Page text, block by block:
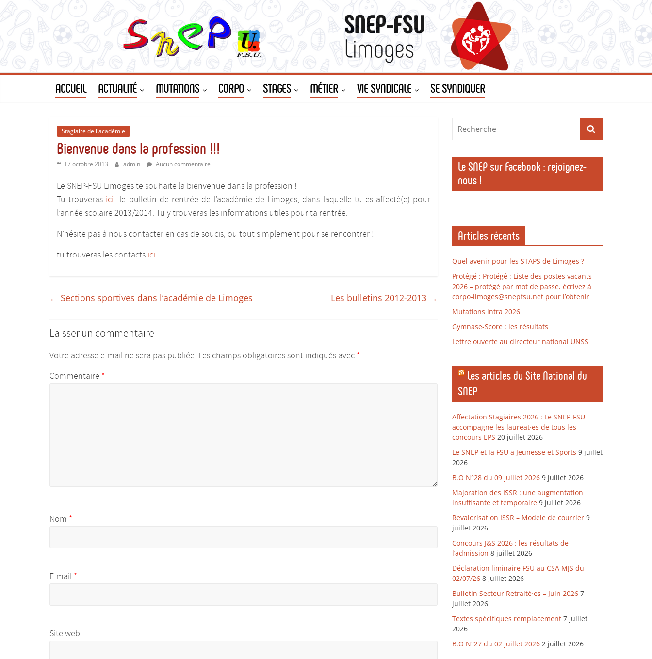
Passer
au
contenu
Le
Site
du
SNEP-
FSU
Limoges
SNEP,
pour
du
corps
ACCUEIL ACTUALITÉ MUTATIONS CORPO STAGES MÉTIER VIE SYNDICALE SE SYNDIQUER
Stagiaire de l'académie
Bienvenue dans la profession !!!
17 octobre 2013 admin Aucun commentaire
Le SNEP-FSU Limoges te souhaite la bienvenue dans la profession !
Tu trouveras ici le bulletin de rentrée de l’académie de Limoges, dans laquelle tu es affecté(e) pour
l’année scolaire 2013/2014. Tu y trouveras les informations utiles pour ta rentrée.
N’hésite pas à nous contacter en cas de soucis, ou tout simplement pour se rencontrer !
tu trouveras les contacts ici
← Sections sportives dans l’académie de Limoges Les bulletins 2012-2013 →
Laisser un commentaire
Votre adresse e-mail ne sera pas publiée. Les champs obligatoires sont indiqués avec *
Commentaire *
Nom *
E-mail *
Site web
Le SNEP sur Facebook : rejoignez-
nous !
Articles récents
Quel avenir pour les STAPS de Limoges ?
Protégé : Protégé : Liste des postes vacants
2026 – protégé par mot de passe, écrivez à
corpo-limoges@snepfsu.net pour l’obtenir
Mutations intra 2026
Gymnase-Score : les résultats
Lettre ouverte au directeur national UNSS
Les articles du Site National du
SNEP
Affectation Stagiaires 2026 : Le SNEP-FSU
accompagne les lauréat·es de tous les
concours EPS 20 juillet 2026
Le SNEP et la FSU à Jeunesse et Sports 9 juillet
2026
B.O N°28 du 09 juillet 2026 9 juillet 2026
Majoration des ISSR : une augmentation
insuffisante et temporaire 9 juillet 2026
Revalorisation ISSR – Modèle de courrier 9
juillet 2026
Concours J&S 2026 : les résultats de
l’admission 8 juillet 2026
Déclaration liminaire FSU au CSA MJS du
02/07/26 8 juillet 2026
Bulletin Secteur Retraité·es – Juin 2026 7
juillet 2026
Textes spécifiques remplacement 7 juillet
2026
B.O N°27 du 02 juillet 2026 2 juillet 2026